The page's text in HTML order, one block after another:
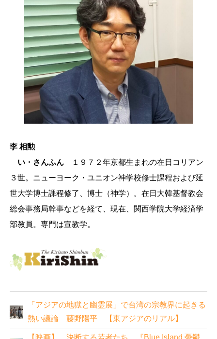
李 相勲
い・さんふん １９７２年京都生まれの在日コリアン
３世。ニューヨーク・ユニオン神学校修士課程および延
世大学博士課程修了、博士（神学）。在日大韓基督教会
総会事務局幹事などを経て、現在、関西学院大学経済学
部教員。専門は宣教学。
「アジアの地獄と幽霊展」で台湾の宗教界に起きる
熱い議論 藤野陽平 【東アジアのリアル】